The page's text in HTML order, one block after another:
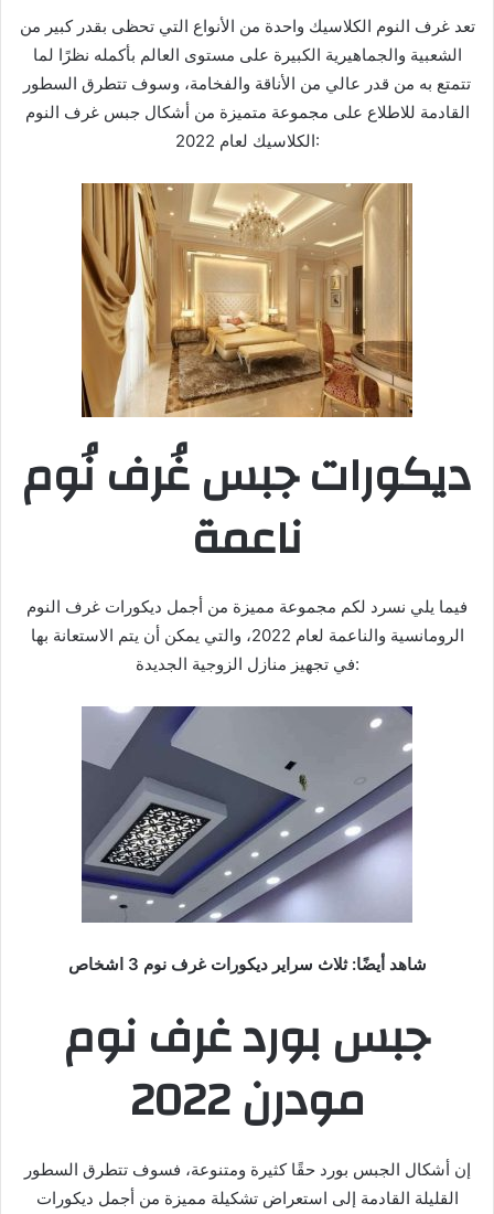
تعد غرف النوم الكلاسيك واحدة من الأنواع التي تحظى بقدر كبير من
الشعبية والجماهيرية الكبيرة على مستوى العالم بأكمله نظرًا لما
تتمتع به من قدر عالي من الأناقة والفخامة، وسوف تتطرق السطور
القادمة للاطلاع على مجموعة متميزة من أشكال جبس غرف النوم
الكلاسيك لعام 2022:
ديكورات جبس غُرف نُوم
ناعمة
فيما يلي نسرد لكم مجموعة مميزة من أجمل ديكورات غرف النوم
الرومانسية والناعمة لعام 2022، والتي يمكن أن يتم الاستعانة بها
في تجهيز منازل الزوجية الجديدة:
شاهد أيضًا: ثلاث سراير ديكورات غرف نوم 3 اشخاص
جبس بورد غرف نوم
مودرن 2022
إن أشكال الجبس بورد حقًا كثيرة ومتنوعة، فسوف تتطرق السطور
القليلة القادمة إلى استعراض تشكيلة مميزة من أجمل ديكورات